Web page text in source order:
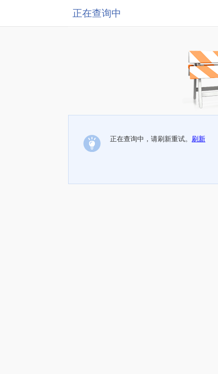
正在查询中
正在查询中，请刷新重试。 刷新